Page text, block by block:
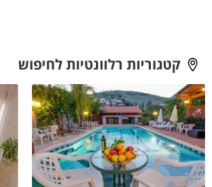
קטגוריות רלוונטיות לחיפוש